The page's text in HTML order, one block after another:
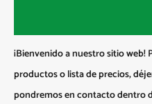
¡Bienvenido a nuestro sitio
productos o lista de precios,
pondremos en contacto dentro